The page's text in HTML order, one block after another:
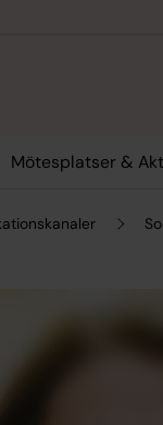
Mötesplatser &